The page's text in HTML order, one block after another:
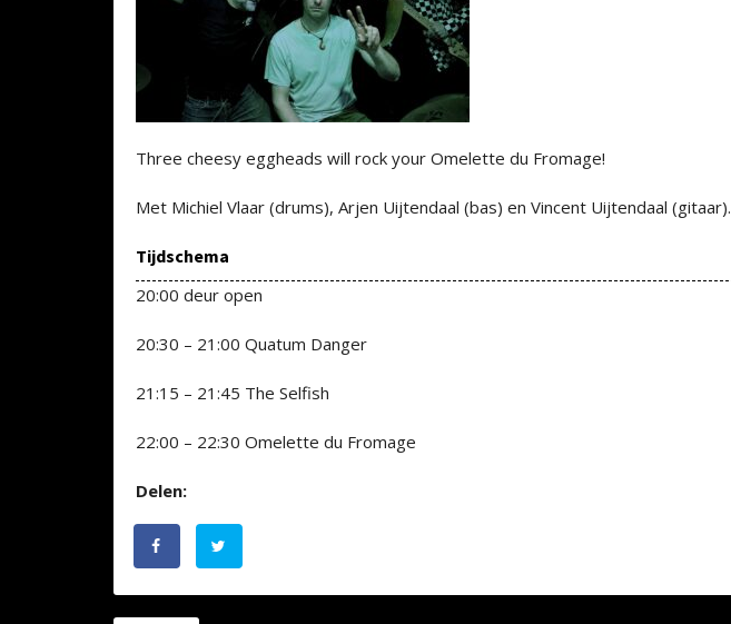
Three cheesy eggheads will rock your Omelette du Fromage!
Met Michiel Vlaar (drums), Arjen Uijtendaal (bas) en Vincent Uijtendaal (gitaar).
Tijdschema
20:00 deur open
20:30 – 21:00 Quatum Danger
21:15 – 21:45 The Selfish
22:00 – 22:30 Omelette du Fromage
Delen: